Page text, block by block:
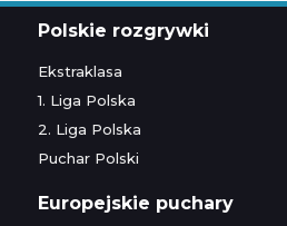
Polskie rozgrywki
Ekstraklasa
1. Liga Polska
2. Liga Polska
Puchar Polski
Europejskie puchary